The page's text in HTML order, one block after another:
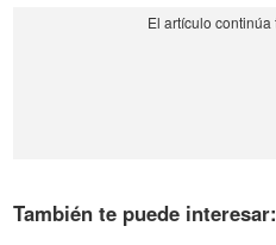
También te puede interesar: